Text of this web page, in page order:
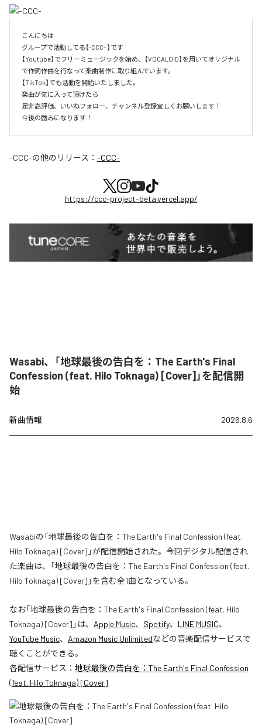
こんにちは
グループで活動してる【-CCC- 】です
【Youtube】でフリーミュージックを始め、【VOCALOID】を用いてオリジナル
で作詞作曲を行なって楽曲制作に取り組んでいます。
【TikTok】でも活動を開始いたしました。
楽曲が気に入って頂けたら
是非高評価、いいねフォロー、チャンネル登録宜しくお願いします！
今後の励みになります！
-CCC-の他のリリース： -CCC-
https://ccc-project-beta.vercel.app/
Wasabi、「地球最後の告白を：The Earth's Final
Confession (feat. Hilo Toknaga) [Cover]」を配信開
始
新曲情報 2026.8.6
Wasabiの「地球最後の告白を：The Earth's Final Confession (feat.
Hilo Toknaga) [Cover]」が配信開始された。今回デジタル配信され
た楽曲は、「地球最後の告白を：The Earth's Final Confession (feat.
Hilo Toknaga) [Cover]」を含む全1曲となっている。
なお「地球最後の告白を：The Earth's Final Confession (feat. Hilo
Toknaga) [Cover] 」は、 Apple Music、 Spotify、 LINE MUSIC、
YouTube Music、 Amazon Music Unlimitedなどの音楽配信サービスで
聴くことができる。
各配信サービス： 地球最後の告白を：The Earth's Final Confession
(feat. Hilo Toknaga) [Cover]